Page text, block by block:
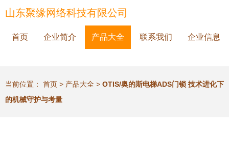
山东聚缘网络科技有限公司
首页 企业简介 产品大全 联系我们 企业信息
当前位置： 首页 > 产品大全 > OTIS/奥的斯电梯ADS门锁 技术进化下
的机械守护与考量